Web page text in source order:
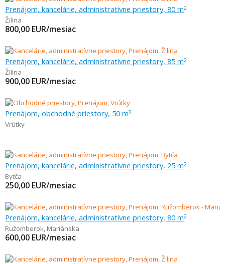
Prenájom, kancelárie, administratívne priestory, 80 m2
Žilina
800,00 EUR/mesiac
Prenájom, kancelárie, administratívne priestory, 85 m2
Žilina
900,00 EUR/mesiac
Prenájom, obchodné priestory, 50 m2
Vrútky
Prenájom, kancelárie, administratívne priestory, 25 m2
Bytča
250,00 EUR/mesiac
Prenájom, kancelárie, administratívne priestory, 80 m2
Ružomberok, Mariánska
600,00 EUR/mesiac